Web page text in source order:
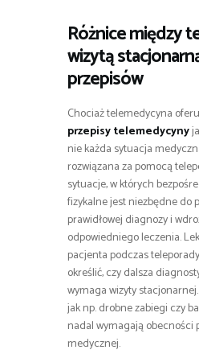
Różnice między
wizytą
przepisów
Chociaż telemedycyna
przepisy telemedycyny
nie każda sytuacja
rozwiązana za pomocą
sytuacje, w których
fizykalne jest niezbędne do
prawidłowej diagnozy i
odpowiedniego leczenia.
pacjenta podczas
określić, czy dalsza
wymaga wizyty
jak np. drobne zabiegi czy
nadal wymagają obecności
medycznej.